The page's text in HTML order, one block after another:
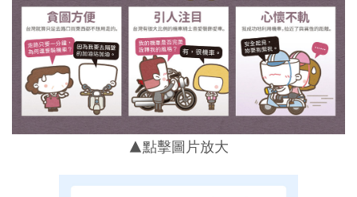
▲點擊圖片放大